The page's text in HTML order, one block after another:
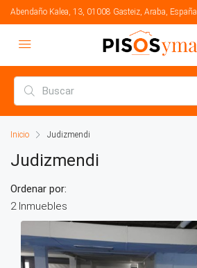
Abendaño Kalea, 13, 01008 Gasteiz, Araba, España
Inicio Judizmendi
Judizmendi
2 Inmuebles
Ordenar por: